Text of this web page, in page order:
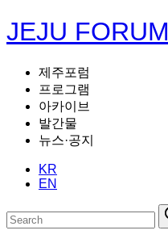
JEJU FORUM
제주포럼
프로그램
아카이브
발간물
뉴스·공지
KR
EN